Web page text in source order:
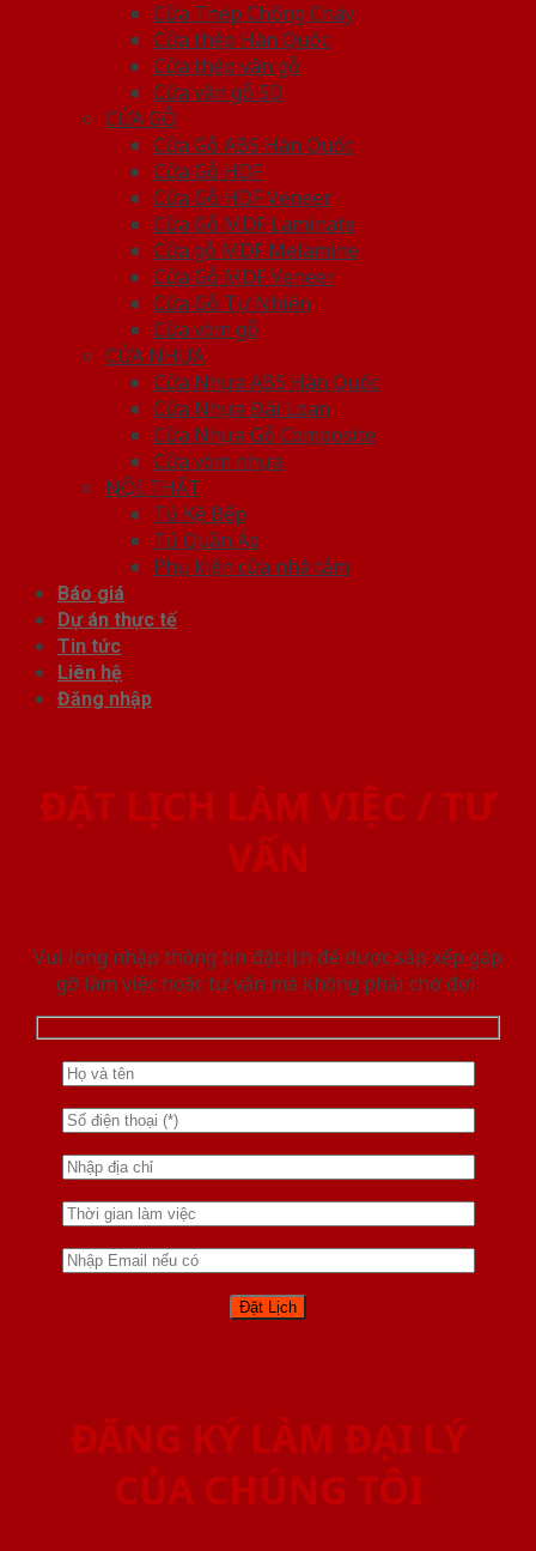
Cửa Thép Chống Cháy
Cửa thép Hàn Quốc
Cửa thép vân gỗ
Cửa vân gỗ 5D
CỬA GỖ
Cửa Gỗ ABS Hàn Quốc
Cửa Gỗ HDF
Cửa Gỗ HDF Veneer
Cửa Gỗ MDF Laminate
Cửa gỗ MDF Melamine
Cửa Gỗ MDF Veneer
Cửa Gỗ Tự Nhiên
Cửa vòm gỗ
CỬA NHỰA
Cửa Nhựa ABS Hàn Quốc
Cửa Nhựa Đài Loan
Cửa Nhựa Gỗ Composite
Cửa vòm nhựa
NỘI THẤT
Tủ Kệ Bếp
Tủ Quần Áo
Phụ kiện cửa nhà tắm
Báo giá
Dự án thực tế
Tin tức
Liên hệ
Đăng nhập
ĐẶT LỊCH LÀM VIỆC / TƯ
VẤN
Vui lòng nhập thông tin đặt lịch để được sắp xếp gặp
gỡ làm việc hoăc tư vấn mà không phải chờ đợi.
ĐĂNG KÝ LÀM ĐẠI LÝ
CỦA CHÚNG TÔI